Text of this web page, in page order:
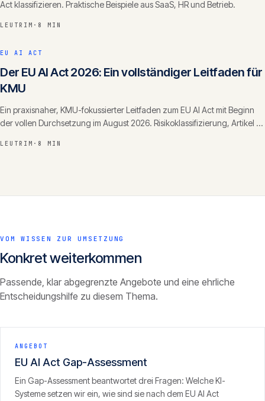
Act klassifizieren. Praktische Beispiele aus SaaS, HR und Betrieb.
LEUTRIM · 8 MIN
EU AI ACT
Der EU AI Act 2026: Ein vollständiger Leitfaden für
KMU
Ein praxisnaher, KMU-fokussierter Leitfaden zum EU AI Act mit Beginn
der vollen Durchsetzung im August 2026. Risikoklassifizierung, Artikel 4,
LEUTRIM · 8 MIN
VOM WISSEN ZUR UMSETZUNG
Konkret weiterkommen
Passende, klar abgegrenzte Angebote und eine ehrliche
Entscheidungshilfe zu diesem Thema.
ANGEBOT
EU AI Act Gap-Assessment
Ein Gap-Assessment beantwortet drei Fragen: Welche KI-
Systeme setzen wir ein, wie sind sie nach dem EU AI Act